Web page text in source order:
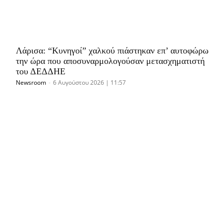
Λάρισα: “Κυνηγοί” χαλκού πιάστηκαν επ’ αυτοφώρω
την ώρα που αποσυναρμολογούσαν μετασχηματιστή
του ΔΕΔΔΗΕ
Newsroom - 6 Αυγούστου 2026 | 11:57